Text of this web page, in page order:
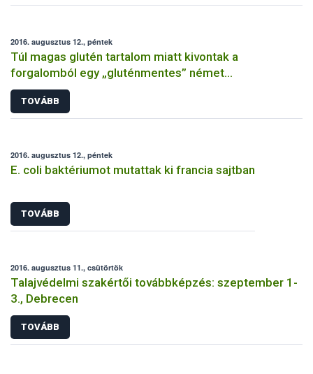
2016. augusztus 12., péntek
Túl magas glutén tartalom miatt kivontak a
forgalomból egy „gluténmentes” német
gabonamorzsát
TOVÁBB
2016. augusztus 12., péntek
E. coli baktériumot mutattak ki francia sajtban
TOVÁBB
2016. augusztus 11., csütörtök
Talajvédelmi szakértői továbbképzés: szeptember 1-
3., Debrecen
TOVÁBB